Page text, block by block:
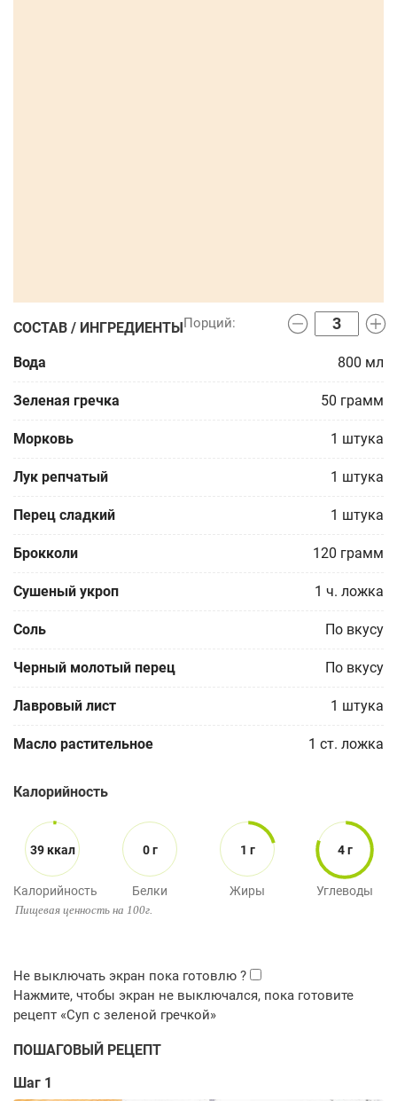
СОСТАВ / ИНГРЕДИЕНТЫ
Вода 800 мл
Зеленая гречка 50 грамм
Морковь 1 штука
Лук репчатый 1 штука
Перец сладкий 1 штука
Брокколи 120 грамм
Сушеный укроп 1 ч. ложка
Соль По вкусу
Черный молотый перец По вкусу
Лавровый лист 1 штука
Масло растительное 1 ст. ложка
Калорийность
39 ккал
Калорийность
0 г
Белки
1 г
Жиры
4 г
Углеводы
Пищевая ценность на 100г.
ПОШАГОВЫЙ РЕЦЕПТ
Шаг 1